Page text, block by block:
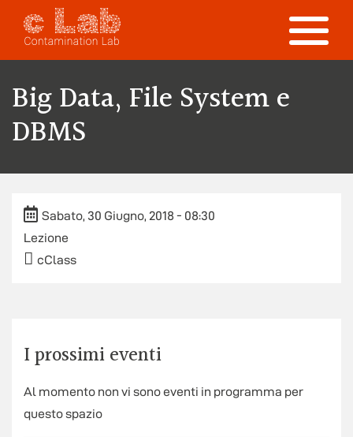
Skip to main content
Toggle
navigation
Big Data, File System e
DBMS
Sabato, 30 Giugno, 2018 - 08:30
Lezione
cClass
I prossimi eventi
Al momento non vi sono eventi in programma per
questo spazio